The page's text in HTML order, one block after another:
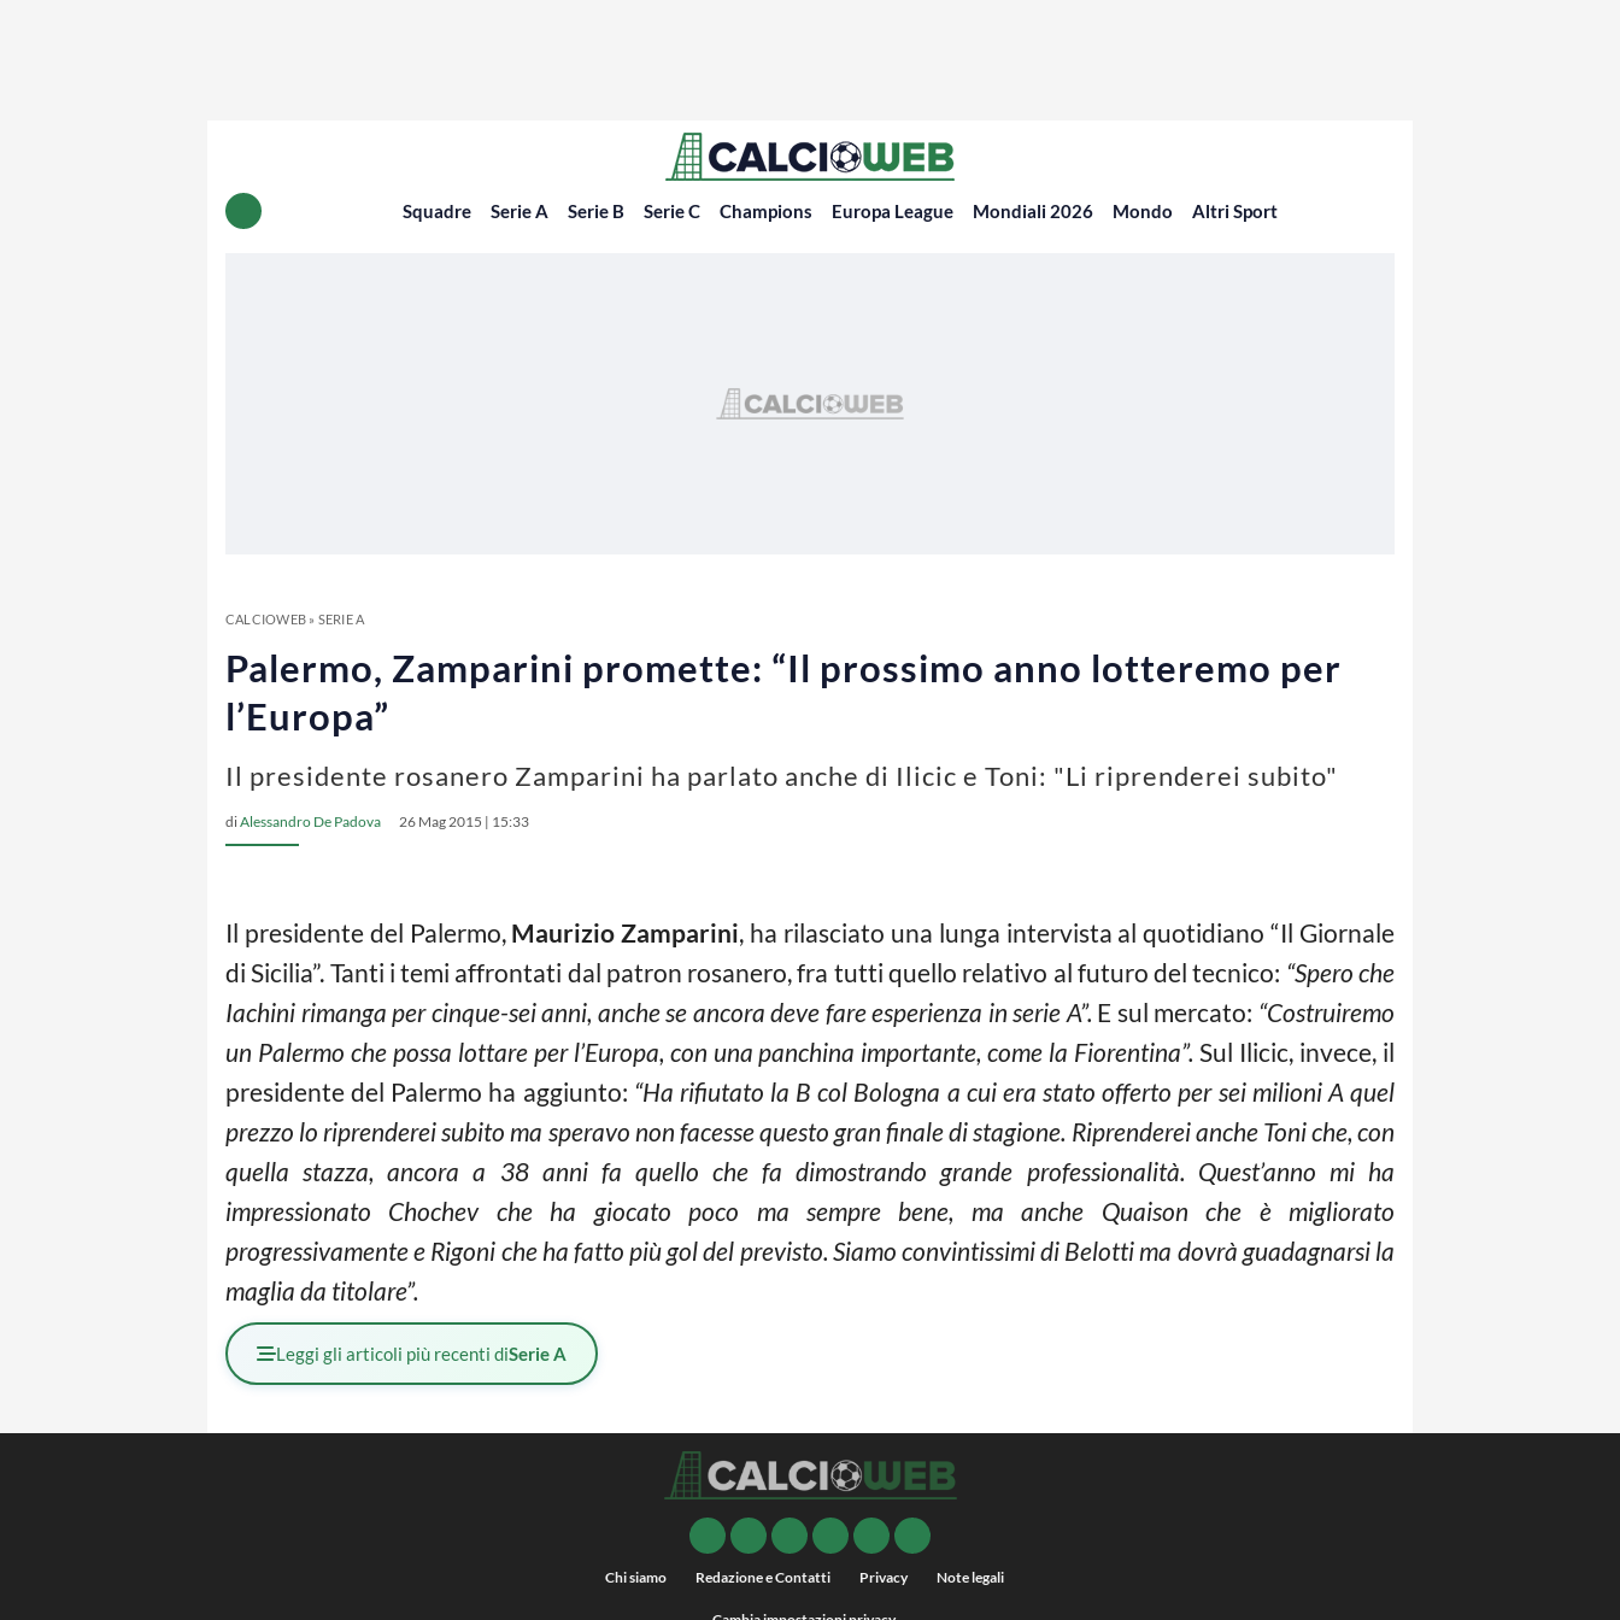
Squadre Serie A Serie B Serie C Champions Europa League Mondiali 2026 Mondo Altri Sport
CALCIOWEB» SERIE A
Palermo, Zamparini promette: “Il prossimo anno lotteremo per
l’Europa”
Il presidente rosanero Zamparini ha parlato anche di Ilicic e Toni: "Li riprenderei subito"
diAlessandro De Padova 26 Mag 2015 | 15:33
Il presidente del Palermo, Maurizio Zamparini, ha rilasciato una lunga intervista al quotidiano “Il Giornale
di Sicilia”. Tanti i temi affrontati dal patron rosanero, fra tutti quello relativo al futuro del tecnico: “Spero che
Iachini rimanga per cinque-sei anni, anche se ancora deve fare esperienza in serie A”. E sul mercato: “Costruiremo
un Palermo che possa lottare per l’Europa, con una panchina importante, come la Fiorentina”.Sul Ilicic, invece, il
presidente del Palermo ha aggiunto: “Ha rifiutato la B col Bologna a cui era stato offerto per sei milioni A quel
prezzo lo riprenderei subito ma speravo non facesse questo gran finale di stagione. Riprenderei anche Toni che, con
quella stazza, ancora a 38 anni fa quello che fa dimostrando grande professionalità. Quest’anno mi ha
impressionato Chochev che ha giocato poco ma sempre bene, ma anche Quaison che è migliorato
progressivamente e Rigoni che ha fatto più gol del previsto. Siamo convintissimi di Belotti ma dovrà guadagnarsi la
maglia da titolare”.
Leggi gli articoli più recenti diSerie A
Chi siamo Redazione e Contatti Privacy Note legali